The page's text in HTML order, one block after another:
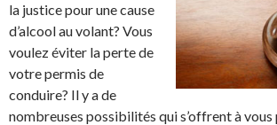
la justice pour une cause
d’alcool au volant? Vous
voulez éviter la perte de
votre permis de
conduire? Il y a de
nombreuses possibilités qui s’offrent à